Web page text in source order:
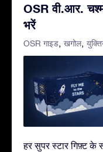
OSR वी.आर.
भरें
OSR गाइड खगोल
हर सुपर स्टार गिफ़्ट के